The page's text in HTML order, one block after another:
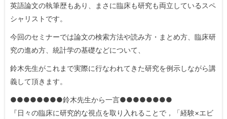
英語論文の執筆歴もあり、まさに臨床も研究も両立しているスペ
シャリストです。
今回のセミナーでは論文の検索方法や読み方・まとめ方、臨床研
究の進め方、統計学の基礎などについて、
鈴木先生がこれまで実際に行なわれてきた研究を例示しながら講
義して頂きます。
●●●●●●●●鈴木先生から一言●●●●●●●●
『日々の臨床に研究的な視点を取り入れることで，「経験×エビ